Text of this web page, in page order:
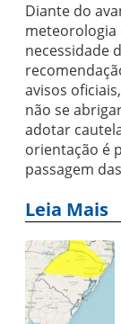
Diante do
meteorologia
necessidade
avisos
não se
adotar
orientação é
passagem
Leia Mais